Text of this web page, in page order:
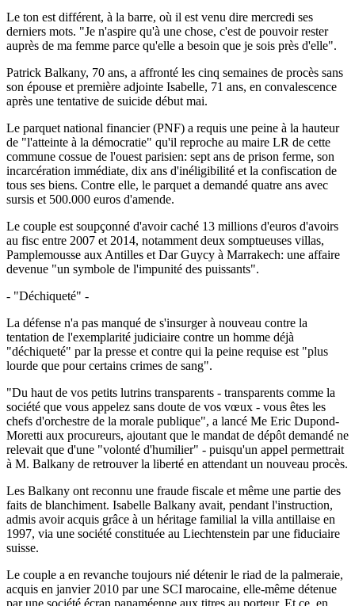
Le ton est différent, à la barre, où il est venu dire mercredi ses
derniers mots. "Je n'aspire qu'à une chose, c'est de pouvoir rester
auprès de ma femme parce qu'elle a besoin que je sois près d'elle".
Patrick Balkany, 70 ans, a affronté les cinq semaines de procès sans
son épouse et première adjointe Isabelle, 71 ans, en convalescence
après une tentative de suicide début mai.
Le parquet national financier (PNF) a requis une peine à la hauteur
de "l'atteinte à la démocratie" qu'il reproche au maire LR de cette
commune cossue de l'ouest parisien: sept ans de prison ferme, son
incarcération immédiate, dix ans d'inéligibilité et la confiscation de
tous ses biens. Contre elle, le parquet a demandé quatre ans avec
sursis et 500.000 euros d'amende.
Le couple est soupçonné d'avoir caché 13 millions d'euros d'avoirs
au fisc entre 2007 et 2014, notamment deux somptueuses villas,
Pamplemousse aux Antilles et Dar Guycy à Marrakech: une affaire
devenue "un symbole de l'impunité des puissants".
- "Déchiqueté" -
La défense n'a pas manqué de s'insurger à nouveau contre la
tentation de l'exemplarité judiciaire contre un homme déjà
"déchiqueté" par la presse et contre qui la peine requise est "plus
lourde que pour certains crimes de sang".
"Du haut de vos petits lutrins transparents - transparents comme la
société que vous appelez sans doute de vos vœux - vous êtes les
chefs d'orchestre de la morale publique", a lancé Me Eric Dupond-
Moretti aux procureurs, ajoutant que le mandat de dépôt demandé ne
relevait que d'une "volonté d'humilier" - puisqu'un appel permettrait
à M. Balkany de retrouver la liberté en attendant un nouveau procès.
Les Balkany ont reconnu une fraude fiscale et même une partie des
faits de blanchiment. Isabelle Balkany avait, pendant l'instruction,
admis avoir acquis grâce à un héritage familial la villa antillaise en
1997, via une société constituée au Liechtenstein par une fiduciaire
suisse.
Le couple a en revanche toujours nié détenir le riad de la palmeraie,
acquis en janvier 2010 par une SCI marocaine, elle-même détenue
par une société écran panaméenne aux titres au porteur. Et ce, en